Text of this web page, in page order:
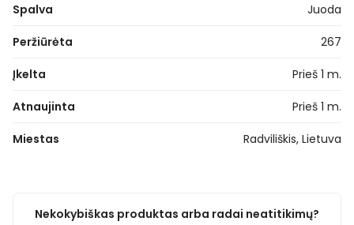
Spalva Juoda
Peržiūrėta 267
Įkelta Prieš 1 m.
Atnaujinta Prieš 1 m.
Miestas Radviliškis, Lietuva
Nekokybiškas produktas arba radai neatitikimų?